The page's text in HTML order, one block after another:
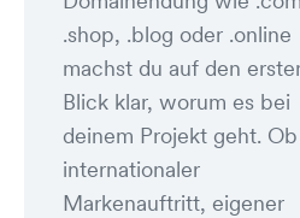
.shop, .blog oder .online
machst du auf den
Blick klar, worum es bei
deinem Projekt geht. Ob
internationaler
Markenauftritt, eigener